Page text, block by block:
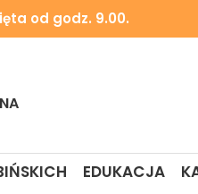
od godz. 9.00.
EDUKACJA